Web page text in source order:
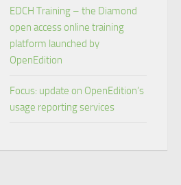
EDCH Training – the Diamond
open access online training
platform launched by
OpenEdition
Focus: update on OpenEdition’s
usage reporting services